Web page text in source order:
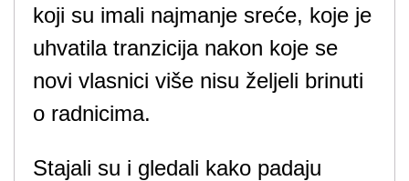
koji su imali najmanje sreće, koje je
uhvatila tranzicija nakon koje se
novi vlasnici više nisu željeli brinuti
o radnicima.
Stajali su i gledali kako padaju